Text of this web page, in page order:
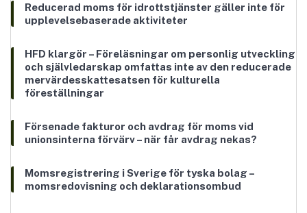
Reducerad moms för idrottstjänster gäller inte för
upplevelsebaserade aktiviteter
HFD klargör – Föreläsningar om personlig utveckling
och självledarskap omfattas inte av den reducerade
mervärdesskattesatsen för kulturella
föreställningar
Försenade fakturor och avdrag för moms vid
unionsinterna förvärv – när får avdrag nekas?
Momsregistrering i Sverige för tyska bolag –
momsredovisning och deklarationsombud